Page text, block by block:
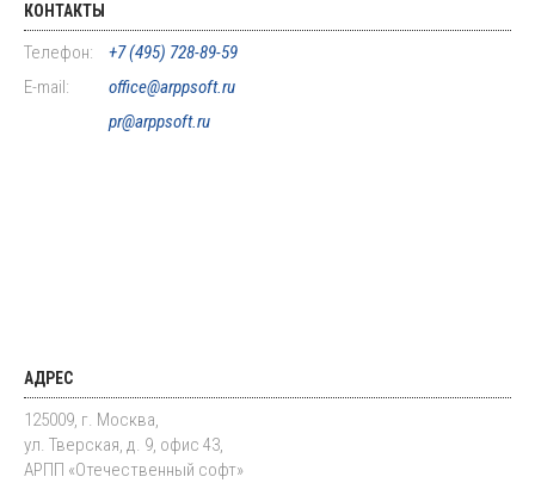
КОНТАКТЫ
Телефон:
+7 (495) 728-89-59
E-mail:
office@arppsoft.ru
pr@arppsoft.ru
АДРЕС
125009, г. Москва,
ул. Тверская, д. 9, офис 43,
АРПП «Отечественный софт»